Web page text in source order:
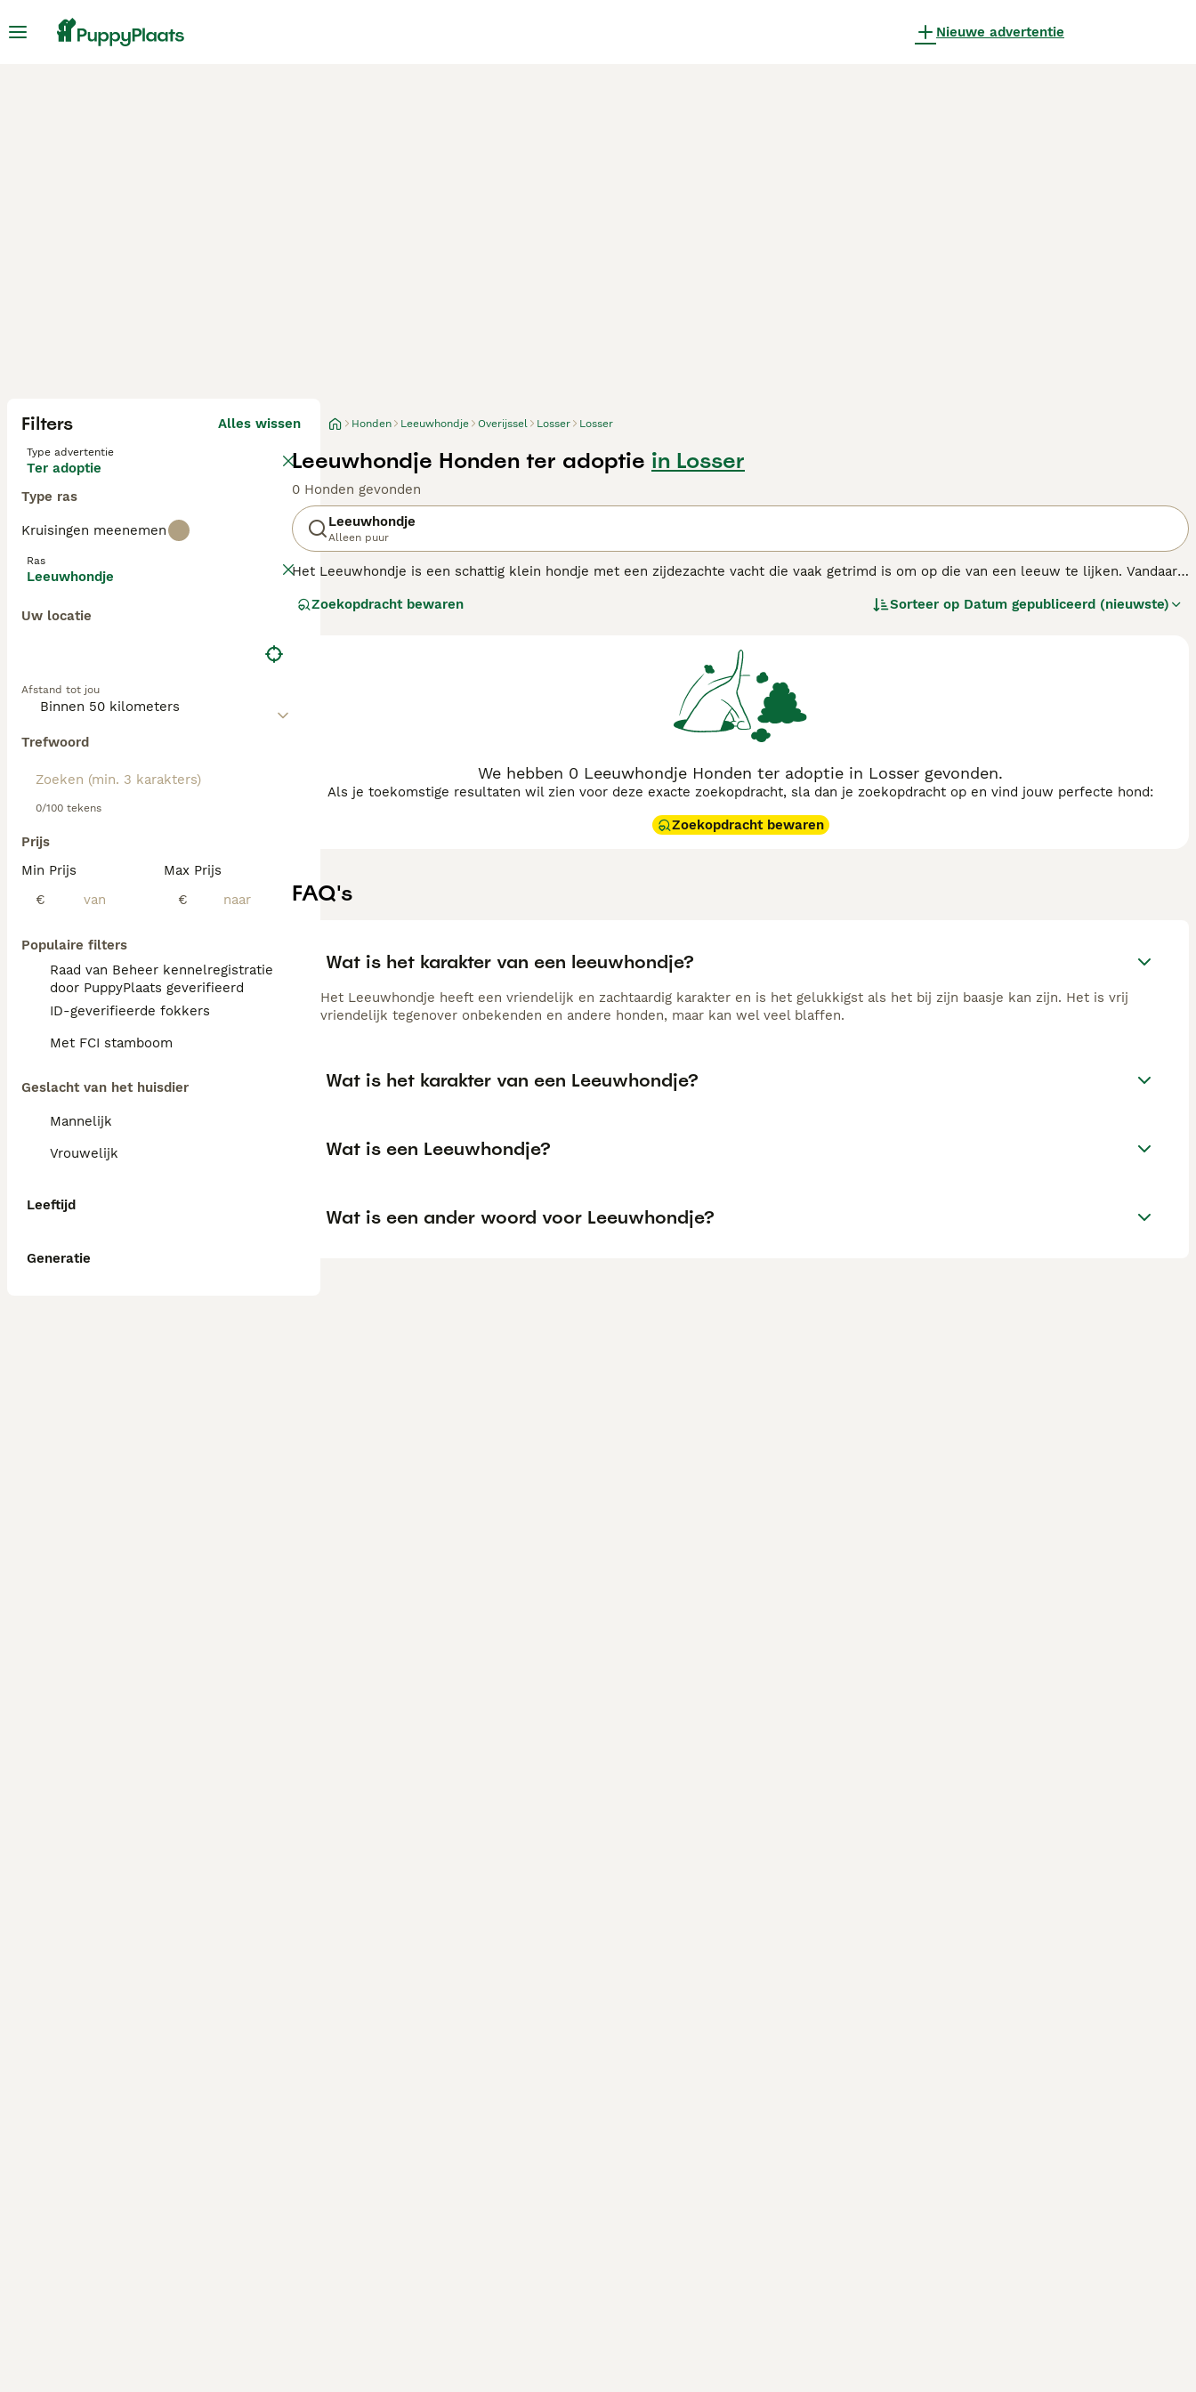
Nieuwe advertentie
Filters Alles wissen
Type advertentie
Ter adoptie
Type ras
Kruisingen meenemen
Ras
Leeuwhondje
Uw locatie
Afstand tot jou
Trefwoord
0/100 tekens
Prijs
Min Prijs
€
Max Prijs
€
Populaire filters
Raad van Beheer kennelregistratie
door PuppyPlaats geverifieerd
ID-geverifieerde fokkers
Met FCI stamboom
Geslacht van het huisdier
Mannelijk
Vrouwelijk
Leeftijd
Generatie
Honden Leeuwhondje Overijssel Losser Losser
Leeuwhondje Honden ter adoptie in Losser
0 Honden gevonden
Leeuwhondje
Alleen puur
Het Leeuwhondje is een schattig klein hondje met een zijdezachte vacht die vaak getrimd is om op die van een leeuw te lijken. Vandaar
uiterlijk.
Zoekopdracht bewaren Sorteer op Datum gepubliceerd (nieuwste)
We hebben 0 Leeuwhondje Honden ter adoptie in Losser gevonden.
Als je toekomstige resultaten wil zien voor deze exacte zoekopdracht, sla dan je zoekopdracht op en vind jouw perfecte hond:
Zoekopdracht bewaren
FAQ's
Wat is het karakter van een leeuwhondje?
Het Leeuwhondje heeft een vriendelijk en zachtaardig karakter en is het gelukkigst als het bij zijn baasje kan zijn. Het is vrij
vriendelijk tegenover onbekenden en andere honden, maar kan wel veel blaffen.
Wat is het karakter van een Leeuwhondje?
Wat is een Leeuwhondje?
Wat is een ander woord voor Leeuwhondje?